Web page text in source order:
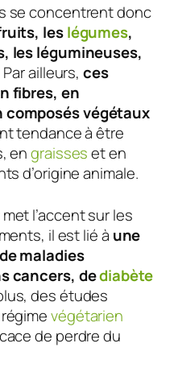
se concentrent donc
leslégumes,
les légumineuses,
ailleurs,ces
fibres, en
végétaux
tendance à être
engraisseset en
d’origine animale.
l’accent sur les
il est lié à une
maladies
cancers, dediabète
des études
végétarien
de perdre du